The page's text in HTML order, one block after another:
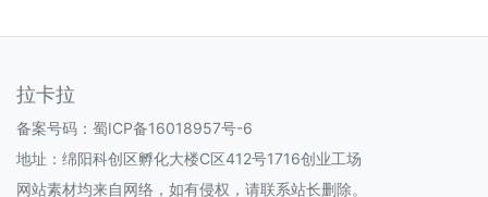
拉卡拉
备案号码： 蜀ICP备16018957号-6
地址：绵阳科创区孵化大楼C区412号1716创业工场
网站素材均来自网络，如有侵权，请联系站长删除。